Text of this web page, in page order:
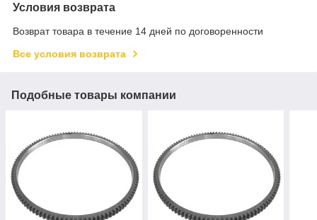
Условия возврата
Возврат товара в течение 14 дней по договоренности
Все условия возврата
Подобные товары компании